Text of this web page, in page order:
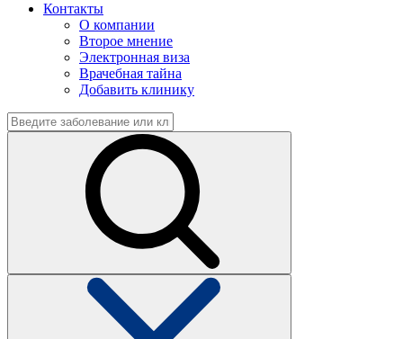
Контакты
О компании
Второе мнение
Электронная виза
Врачебная тайна
Добавить клинику